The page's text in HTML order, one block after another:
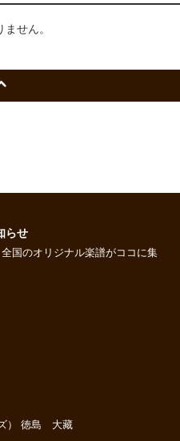
せん。
らせ
国のオリジナル楽譜がココに集
ズ） 徳島 大藏